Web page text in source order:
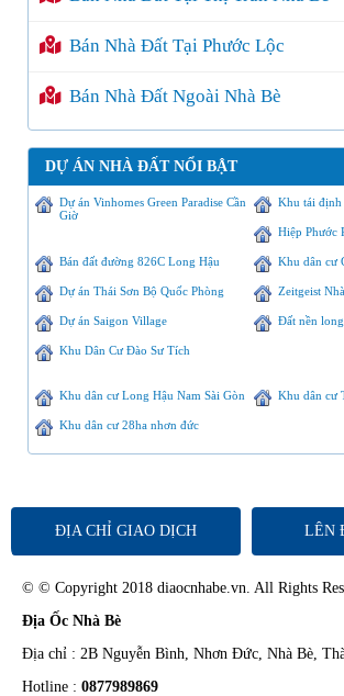
Bán Nhà Đất Tại Phước Lộc
Bán Nhà Đất Ngoài Nhà Bè
DỰ ÁN NHÀ ĐẤT NỔI BẬT
Dự án Vinhomes Green Paradise Cần
Giờ
Khu tái
Hiệp Phước
Bán đất đường 826C Long Hậu Khu dân cư
Dự án Thái Sơn Bộ Quốc Phòng Zeitgeist
Dự án Saigon Village Đất nền
Khu Dân Cư Đào Sư Tích
Khu dân cư Long Hậu Nam Sài Gòn Khu dân cư
Khu dân cư 28ha nhơn đức
ĐỊA CHỈ GIAO DỊCH LÊN
© © Copyright 2018 diaocnhabe.vn. All Rights
Địa Ốc Nhà Bè
Địa chỉ : 2B Nguyễn Bình, Nhơn Đức, Nhà Bè,
Hotline : 0877989869